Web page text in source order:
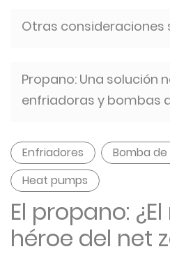
Otras consideraciones
Propano: Una solución
enfriadoras y bombas
Enfriadores
Bomba
Heat pumps
El propano:
héroe del net